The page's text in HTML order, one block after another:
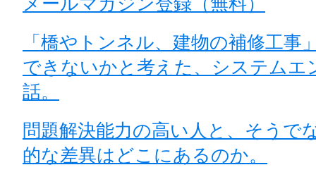
「橋やトンネル、建物の補修工事
できないかと考えた、システムエ
話。
問題解決能力の高い人と、そうで
的な差異はどこにあるのか。